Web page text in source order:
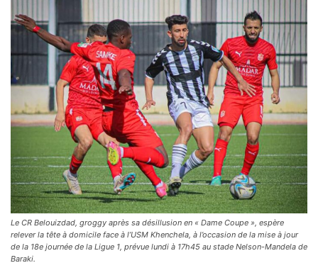
Le CR Belouizdad, groggy après sa désillusion en « Dame Coupe », espère
relever la tête à domicile face à l’USM Khenchela, à l’occasion de la mise à jour
de la 18e journée de la Ligue 1, prévue lundi à 17h45 au stade Nelson-Mandela de
Baraki.